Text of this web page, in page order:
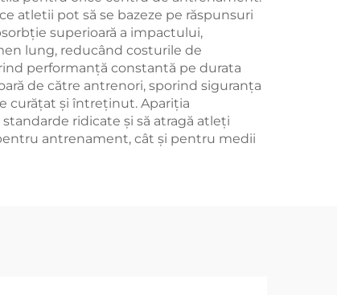
atletii pot să se bazeze pe răspunsuri
superioară a impactului,
lung, reducând costurile de
performanță constantă pe durata
de către antrenori, sporind siguranța
curățat și întreținut. Apariția
ridicate și să atragă atleți
antrenament, cât și pentru medii